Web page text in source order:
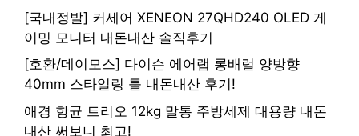
[국내정발] 커세어 XENEON 27QHD240 OLED 게
이밍 모니터 내돈내산 솔직후기
[호환/데이모스] 다이슨 에어랩 롱배럴 양방향
40mm 스타일링 툴 내돈내산 후기!
애경 항균 트리오 12kg 말통 주방세제 대용량 내돈
내산 써보니 최고!